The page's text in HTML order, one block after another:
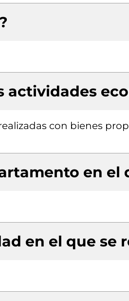
actividades
con bienes
en el
en el que se